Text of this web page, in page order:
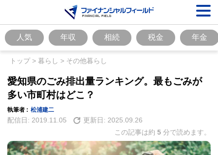
人気 年収 相続 税金 年金
トップ> 暮らし > その他暮らし
愛知県のごみ排出量ランキング。最もごみが
多い市町村はどこ？
執筆者 : 松浦建二
配信日: 2019.11.05 更新日: 2025.09.26
この記事は約 5 分で読めます。